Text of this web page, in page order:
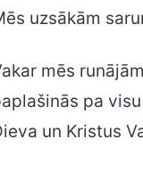
uzsākām
mēs
pa
un Kristus